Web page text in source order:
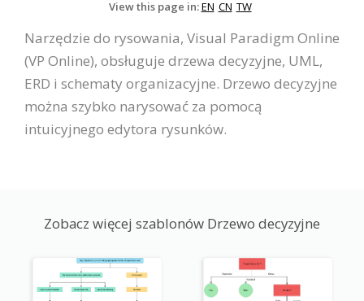
View this page in:EN CN TW
Narzędzie do rysowania, Visual Paradigm Online
(VP Online), obsługuje drzewa decyzyjne, UML,
ERD i schematy organizacyjne. Drzewo decyzyjne
można szybko narysować za pomocą
intuicyjnego edytora rysunków.
Zobacz więcej szablonów Drzewo decyzyjne